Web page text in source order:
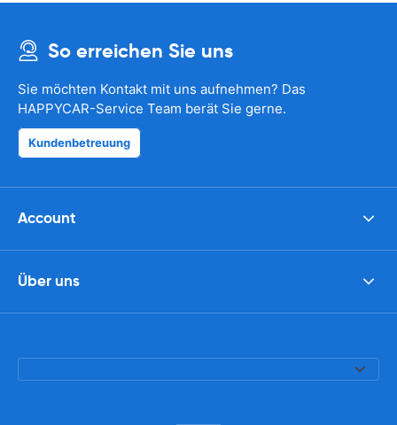
So erreichen Sie uns
Sie möchten Kontakt mit uns aufnehmen? Das
HAPPYCAR-Service Team berät Sie gerne.
Kundenbetreuung
Account
Über uns